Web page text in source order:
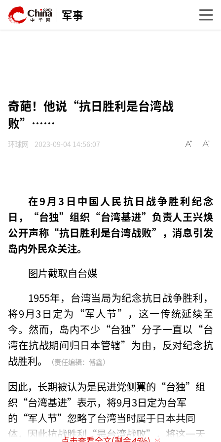
军事
​奇葩！他说“抗日胜利是台湾战
败”……
环球网 2023-09-04 14:56:07
在9月3日中国人民抗日战争胜利纪念
日，“台独”组织“台湾基进”负责人王兴焕
公开声称“抗日胜利是台湾战败”，消息引发
岛内外民众关注。
图片截取自台媒
1955年，台湾当局为纪念抗日战争胜利，
将9月3日定为“军人节”，这一传统延续至
今。然而，岛内不少“台独”分子一直以“台
湾在抗战期间归日本管辖”为由，反对纪念抗
战胜利。
（责任编辑：傅鑫）
因此，长期被认为是民进党侧翼的“台独”组
织“台湾基进”表示，将9月3日定为台军
的“军人节”忽略了台湾当时属于日本共同
体，因此抗战胜利“是台湾战败”，将这一天